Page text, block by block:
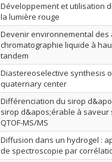
Développement et utilisation
la lumière rouge
Devenir environnemental
chromatographie liquide à
tandem
Diastereoselective synthesis
quaternary center
Différenciation du sirop
sirop d&apos;érable à saveur
QTOF-MS/MS
Diffusion dans un hydrogel :
de spectroscopie par